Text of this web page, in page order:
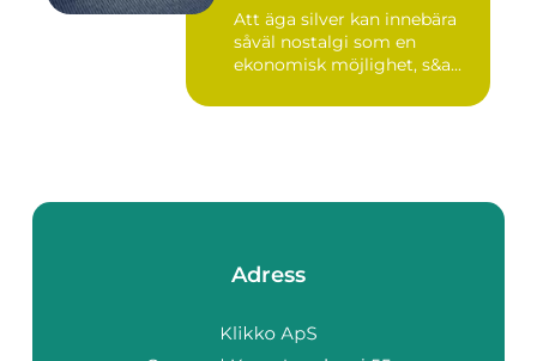
Att äga silver kan innebära
såväl nostalgi som en
ekonomisk möjlighet, s&a...
Adress